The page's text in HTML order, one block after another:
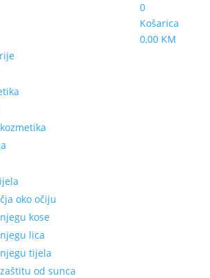
0
Košarica
0,00 KM
oko očiju
kose
lica
tijela
od sunca